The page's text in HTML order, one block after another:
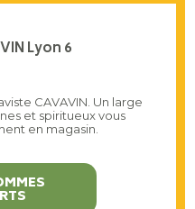
Lyon 6
CAVAVIN. Un large
et spiritueux vous
en magasin.